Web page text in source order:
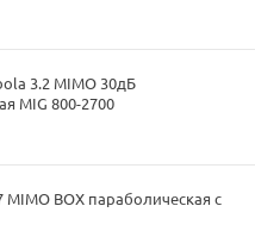
3.2 MIMO 30дБ
MIG 800-2700
BOX параболическая с